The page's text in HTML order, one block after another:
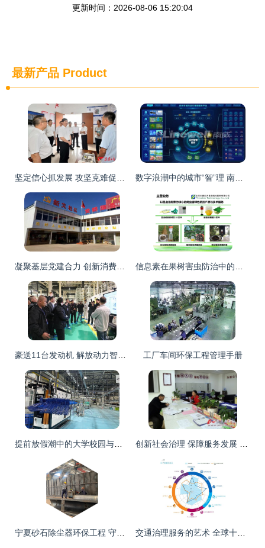
更新时间：2026-08-06 15:20:04
最新产品 Product
工厂车间环保工程管理手册